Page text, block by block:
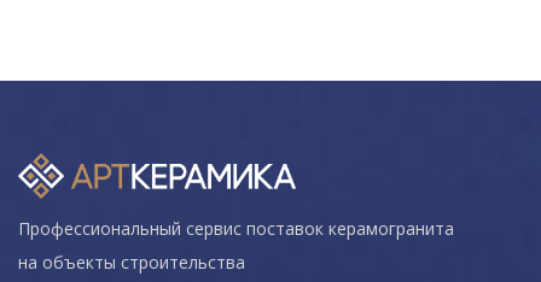
Профессиональный сервис поставок керамогранита
на объекты строительства